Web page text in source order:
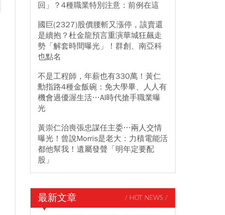
回」？4種職業特別注意：前例在這
國巨(2327)股價腰斬又漲停，該賣還
是續抱？杜金龍預言重演華城狂飆走
勢「解套時間曝光」！群創、南亞科
也點名
不是工程師，年薪也有330萬！黃仁
勳指路4種金飯碗：免大學畢、人人有
機會過優渥生活…AI時代搶手職業曝
光
黃崇仁治喪張忠謀任主委…兩人交情
曝光！曾說Morris是老大：力積電能活
都他幫我！遺屬發聲「明年定要配
股」
最新文章 / HOT NEWS /